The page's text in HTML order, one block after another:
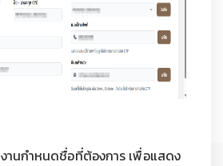
านกำหนดชื่อที่ต้องการ เพื่อแสดง